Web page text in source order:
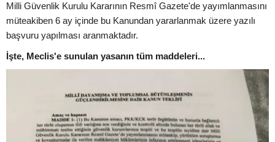
Milli Güvenlik Kurulu Kararının Resmî Gazete'de yayımlanmasını
müteakiben 6 ay içinde bu Kanundan yararlanmak üzere yazılı
başvuru yapılması aranmaktadır.
İşte, Meclis'e sunulan yasanın tüm maddeleri...